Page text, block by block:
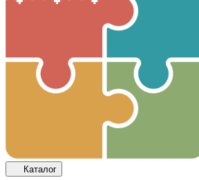
Каталог